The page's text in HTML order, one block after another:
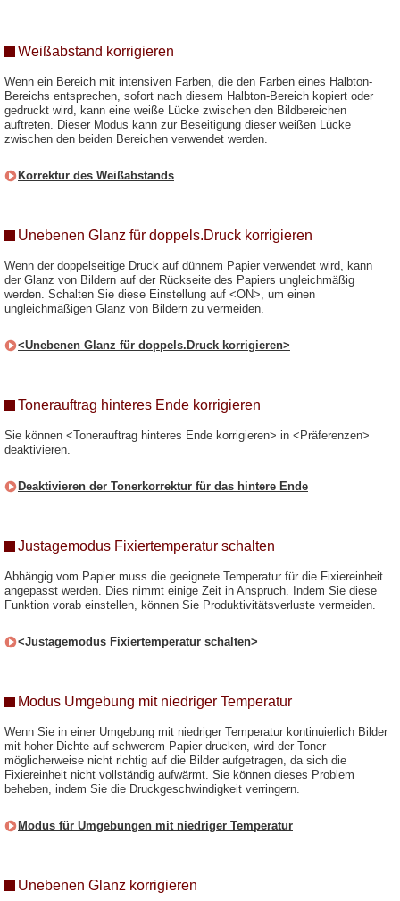
Weißabstand korrigieren
Wenn ein Bereich mit intensiven Farben, die den Farben eines Halbton-
Bereichs entsprechen, sofort nach diesem Halbton-Bereich kopiert oder
gedruckt wird, kann eine weiße Lücke zwischen den Bildbereichen
auftreten. Dieser Modus kann zur Beseitigung dieser weißen Lücke
zwischen den beiden Bereichen verwendet werden.
Korrektur des Weißabstands
Unebenen Glanz für doppels.Druck korrigieren
Wenn der doppelseitige Druck auf dünnem Papier verwendet wird, kann
der Glanz von Bildern auf der Rückseite des Papiers ungleichmäßig
werden. Schalten Sie diese Einstellung auf <ON>, um einen
ungleichmäßigen Glanz von Bildern zu vermeiden.
<Unebenen Glanz für doppels.Druck korrigieren>
Tonerauftrag hinteres Ende korrigieren
Sie können <Tonerauftrag hinteres Ende korrigieren> in <Präferenzen>
deaktivieren.
Deaktivieren der Tonerkorrektur für das hintere Ende
Justagemodus Fixiertemperatur schalten
Abhängig vom Papier muss die geeignete Temperatur für die Fixiereinheit
angepasst werden. Dies nimmt einige Zeit in Anspruch. Indem Sie diese
Funktion vorab einstellen, können Sie Produktivitätsverluste vermeiden.
<Justagemodus Fixiertemperatur schalten>
Modus Umgebung mit niedriger Temperatur
Wenn Sie in einer Umgebung mit niedriger Temperatur kontinuierlich Bilder
mit hoher Dichte auf schwerem Papier drucken, wird der Toner
möglicherweise nicht richtig auf die Bilder aufgetragen, da sich die
Fixiereinheit nicht vollständig aufwärmt. Sie können dieses Problem
beheben, indem Sie die Druckgeschwindigkeit verringern.
Modus für Umgebungen mit niedriger Temperatur
Unebenen Glanz korrigieren